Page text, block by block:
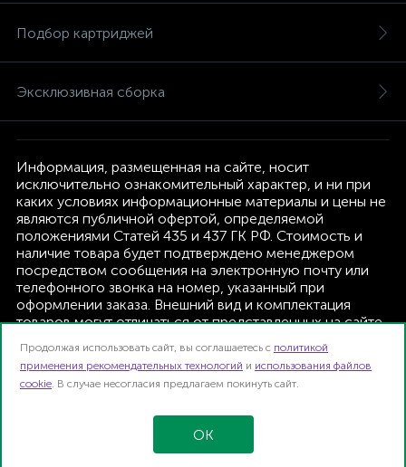
Подбор картриджей
Эксклюзивная сборка
Информация, размещенная на сайте, носит
исключительно ознакомительный характер, и ни при
каких условиях информационные материалы и цены не
являются публичной офертой, определяемой
положениями Статей 435 и 437 ГК РФ. Стоимость и
наличие товара будет подтверждено менеджером
посредством сообщения на электронную почту или
телефонного звонка на номер, указанный при
оформлении заказа. Внешний вид и комплектация
товаров могут отличаться от представленных на сайте.
текущую комплектацию, без дополнительного
уведомления.
Интернет-магазин TFK B2B | 2026
Продолжая использовать сайт, вы соглашаетесь с политикой
применения рекомендательных технологий и использования файлов
cookie. В случае несогласия предлагаем покинуть сайт.
OK